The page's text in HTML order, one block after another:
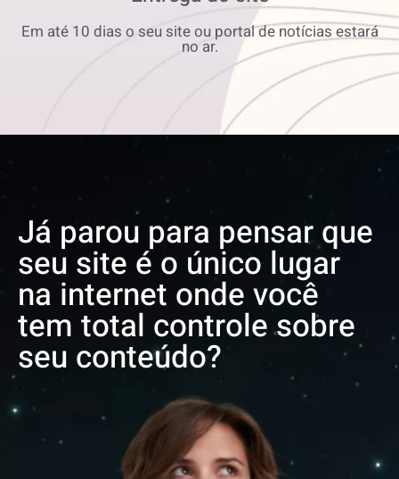
Em até 10 dias o seu site ou portal de notícias estará
no ar.
Já parou para pensar que
seu site é o único lugar
na internet onde você
tem total controle sobre
seu conteúdo?